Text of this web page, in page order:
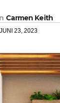
Carmen Keith
JUNI 23, 2023